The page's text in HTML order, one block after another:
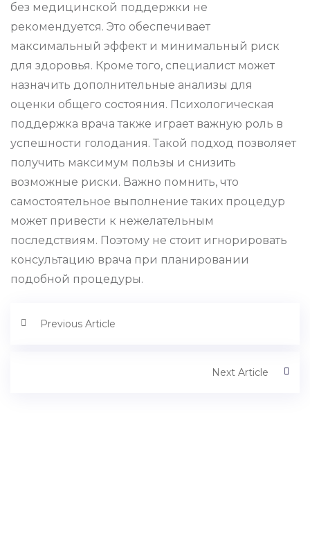
без медицинской поддержки не
рекомендуется. Это обеспечивает
максимальный эффект и минимальный риск
для здоровья. Кроме того, специалист может
назначить дополнительные анализы для
оценки общего состояния. Психологическая
поддержка врача также играет важную роль в
успешности голодания. Такой подход позволяет
получить максимум пользы и снизить
возможные риски. Важно помнить, что
самостоятельное выполнение таких процедур
может привести к нежелательным
последствиям. Поэтому не стоит игнорировать
консультацию врача при планировании
подобной процедуры.
Previous Article
Next Article